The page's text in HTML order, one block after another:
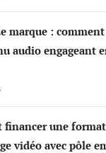
marque :
audio engageant
financer une
vidéo avec pôle